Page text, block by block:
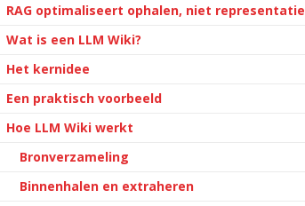
RAG optimaliseert ophalen, niet representatie
Wat is een LLM Wiki?
Het kernidee
Een praktisch voorbeeld
Hoe LLM Wiki werkt
Bronverzameling
Binnenhalen en extraheren